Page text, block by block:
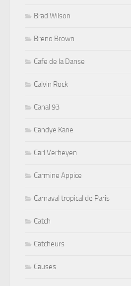
Brad Wilson
Breno Brown
Cafe de la Danse
Calvin Rock
Canal 93
Candye Kane
Carl Verheyen
Carmine Appice
Carnaval tropical de Paris
Catch
Catcheurs
Causes